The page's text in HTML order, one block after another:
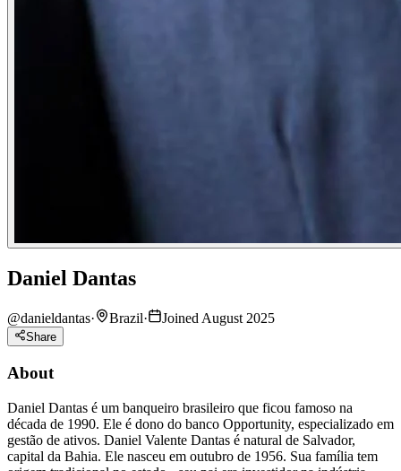
Daniel Dantas
@danieldantas· Brazil· Joined August 2025
Share
About
Daniel Dantas é um banqueiro brasileiro que ficou famoso na
década de 1990. Ele é dono do banco Opportunity, especializado em
gestão de ativos. Daniel Valente Dantas é natural de Salvador,
capital da Bahia. Ele nasceu em outubro de 1956. Sua família tem